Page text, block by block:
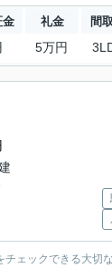
金 礼金 間
5万円
ェックできる大切